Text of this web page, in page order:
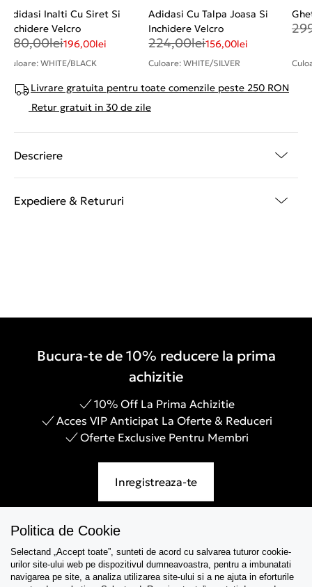
Adidasi Inalti Cu Siret Si
Inchidere Velcro
280,00lei196,00lei
Culoare: WHITE/BLACK
Adidasi Cu Talpa Joasa Si
Inchidere Velcro
224,00lei156,00lei
Culoare: WHITE/SILVER
Livrare gratuita pentru toate comenzile peste 250 RON
Retur gratuit in 30 de zile
Descriere
Expediere & Retururi
Bucura-te de 10% reducere la prima
achizitie
10% Off La Prima Achizitie
Acces VIP Anticipat La Oferte & Reduceri
Oferte Exclusive Pentru Membri
Inregistreaza-te
Asistenta
Politica de Cookie
Selectand „Accept toate”, sunteti de acord cu salvarea tuturor cookie-
urilor site-ului web pe dispozitivul dumneavoastra, pentru a imbunatati
navigarea pe site, a analiza utilizarea site-ului si a ne ajuta in eforturile